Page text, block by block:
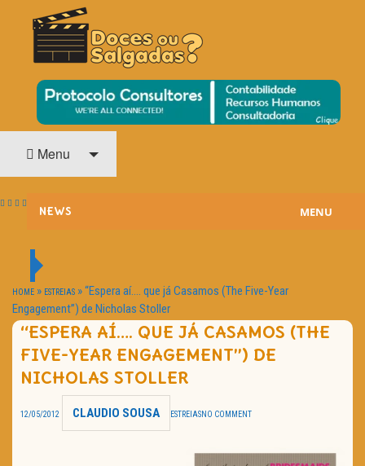
DOCES OU SALGADAS?
O Cinema? Uma Paixão!!
Menu
NEWS
PASSATEMPOS
HOME CINEMA
NOTA PESSOAL
MENU
HOME » ESTREIAS »“Espera aí…. que já Casamos (The Five-Year
Engagement”) de Nicholas Stoller
“ESPERA AÍ…. QUE JÁ CASAMOS (THE
FIVE-YEAR ENGAGEMENT”) DE
NICHOLAS STOLLER
12/05/2012 CLAUDIO SOUSA ESTREIASNO COMMENT